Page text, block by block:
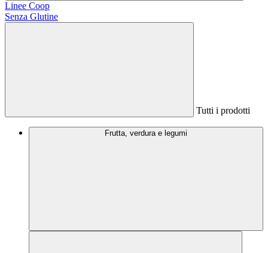
Linee Coop
Senza Glutine
Tutti i prodotti
Frutta, verdura e legumi